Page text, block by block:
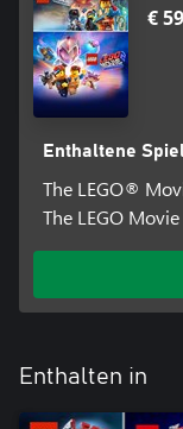
€
Enthaltene
The LEGO®
The LEGO
Enthalten in